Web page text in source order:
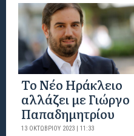
Το Νέο Ηράκλειο
αλλάζει με Γιώργο
Παπαδημητρίου
13 ΟΚΤΩΒΡΊΟΥ 2023 | 11:33